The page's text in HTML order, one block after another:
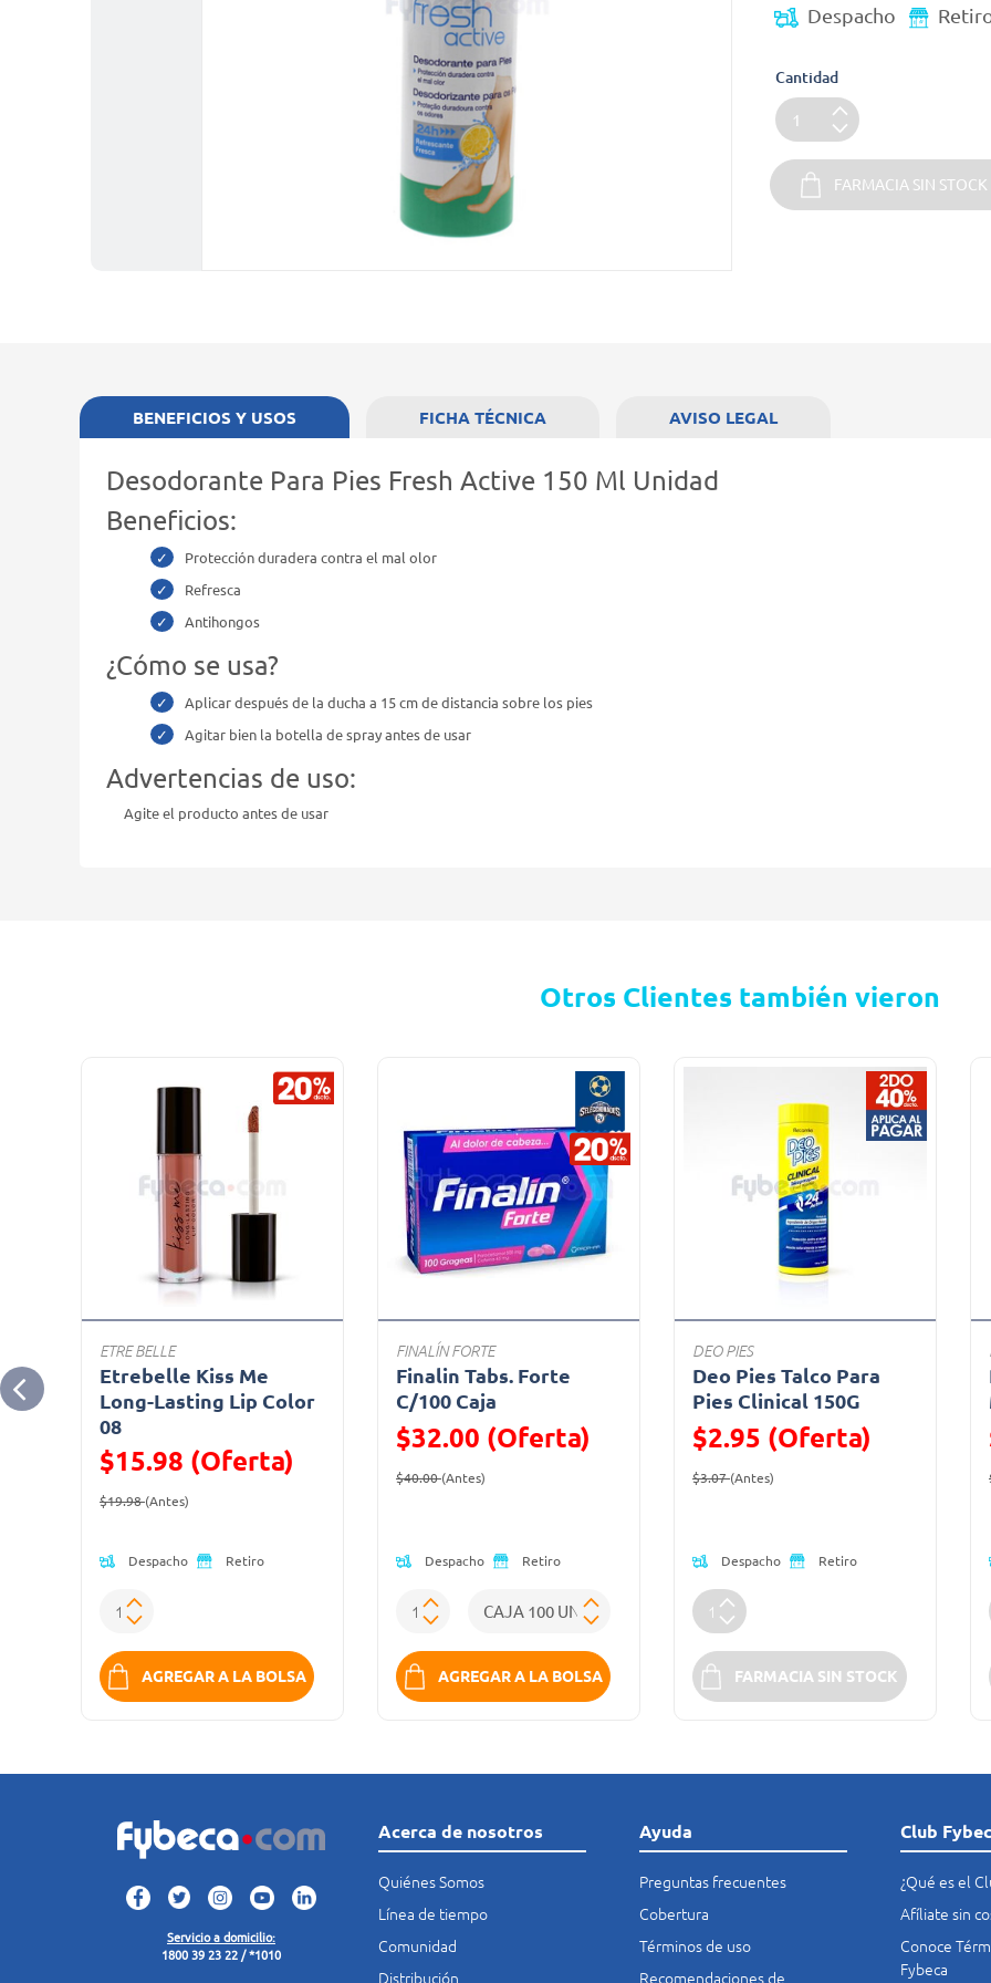
Despacho
Cantidad
FARMACIA SIN STOCK
BENEFICIOS Y USOS
Desodorante Para Pies Fresh Active 150 Ml Unidad
Beneficios:
Protección duradera contra el mal olor
Refresca
Antihongos
¿Cómo se usa?
Aplicar después de la ducha a 15 cm de distancia sobre los pies
Agitar bien la botella de spray antes de usar
Advertencias de uso:
Agite el producto antes de usar
FICHA TÉCNICA AVISO LEGAL
Otros Clientes también vieron
ETRE BELLE
Etrebelle Kiss Me
Long-Lasting Lip Color
08
$15.98 (Oferta)
Precio reducido de
$19.98(Antes)
Despacho Retiro
AGREGAR A LA BOLSA
FINALÍN FORTE
Finalin Tabs. Forte
C/100 Caja
$32.00 (Oferta)
Precio reducido de
$40.00(Antes)
Despacho Retiro
AGREGAR A LA BOLSA
DEO PIES
Deo Pies Talco Para
Pies Clinical 150G
$2.95 (Oferta)
Precio reducido de
$3.07(Antes)
Despacho Retiro
FARMACIA SIN STOCK
Servicio a domicilio:
1800 39 23 22 / *1010
Acerca de nosotros
Quiénes Somos
Línea de tiempo
Comunidad
Distribución
Ayuda
Preguntas frecuentes
Cobertura
Términos de uso
Recomendaciones de
Club
¿Qué es el
Afíliate sin
Conoce
Fybeca